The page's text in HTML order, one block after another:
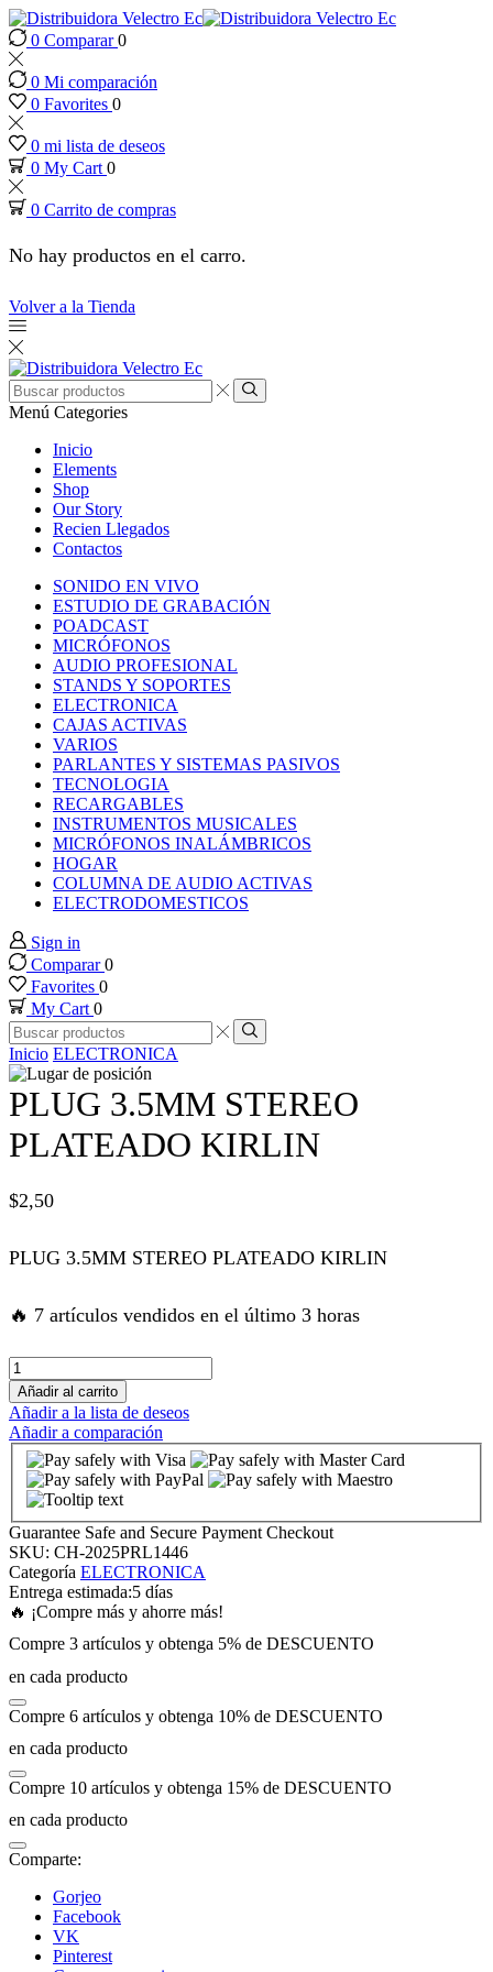
panel
panel
paketleri
panel
panel
panel
panel
panel
panel
panel
panel
panel
panel
panel
panel
panel
satın al
panel
panel
panel
panel
panel
panel
panel
panel
panel
panel
0 Comparar0
0 Mi comparación
0 Favorites 0
0 mi lista de deseos
0 My Cart 0
0 Carrito de compras
No hay productos en el carro.
Volver a la Tienda
Entrada
de
Búsqueda
Menú Categories
Inicio
Elements
Shop
Our Story
Recien Llegados
Contactos
SONIDO EN VIVO
ESTUDIO DE GRABACIÓN
POADCAST
MICRÓFONOS
AUDIO PROFESIONAL
STANDS Y SOPORTES
ELECTRONICA
CAJAS ACTIVAS
VARIOS
PARLANTES Y SISTEMAS PASIVOS
TECNOLOGIA
RECARGABLES
INSTRUMENTOS MUSICALES
MICRÓFONOS INALÁMBRICOS
HOGAR
COLUMNA DE AUDIO ACTIVAS
ELECTRODOMESTICOS
Sign in
Comparar0
Favorites 0
My Cart0
Entrada
de
búsqueda
Búsqueda
Inicio ELECTRONICA
PLUG 3.5MM STEREO
PLATEADO KIRLIN
$2,50
PLUG 3.5MM STEREO PLATEADO KIRLIN
🔥 7 artículos vendidos en el último 3 horas
PLUG
3.5MM
STEREO
PLATEADO
KIRLIN
cantidad
Añadir al carrito
Añadir a la lista de deseos
Añadir a comparación
Guarantee Safe and Secure Payment Checkout
SKU: CH-2025PRL1446
Categoría ELECTRONICA
Entrega estimada:5 días
🔥 ¡Compre más y ahorre más!
Compre 3 artículos y obtenga 5% de DESCUENTO
en cada producto
Compre 6 artículos y obtenga 10% de DESCUENTO
en cada producto
Compre 10 artículos y obtenga 15% de DESCUENTO
en cada producto
Comparte:
Gorjeo
Facebook
VK
Pinterest